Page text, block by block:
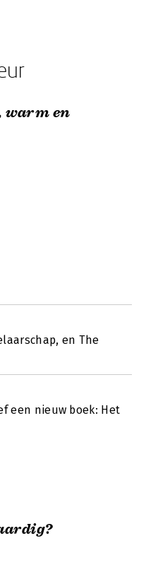
warm en
en The
een nieuw boek: Het